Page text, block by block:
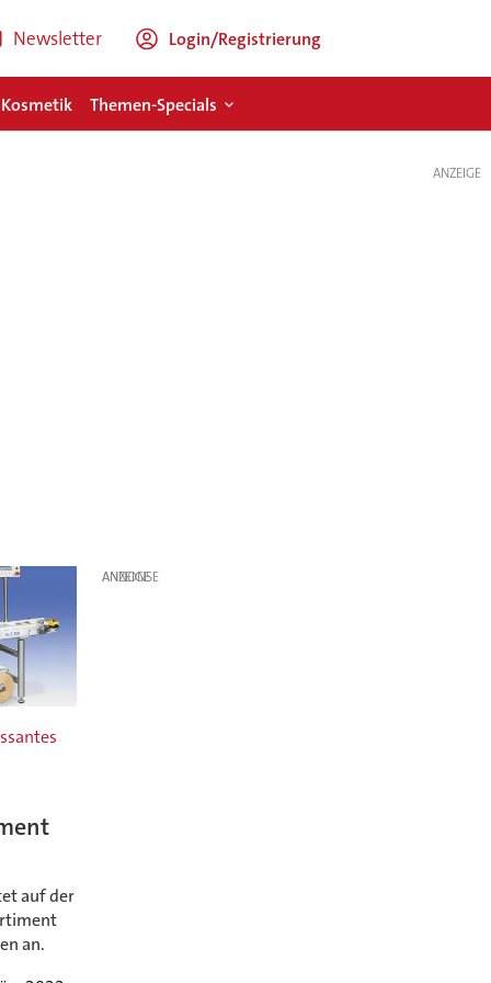
Newsletter Login/Registrierung
Themen-Specials
auf der
an.
ANZEIGE
ANZEIGE